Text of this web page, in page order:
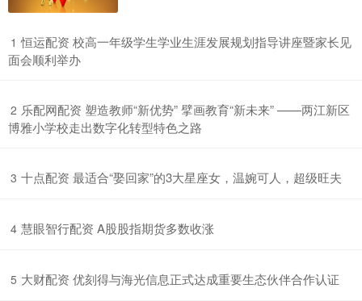
1 ​恒运配资 校高一年级学生学业生涯发展规划指导讲座暨家长见
面会顺利举办
2 ​乐配网配资 塑造教师“新优势” 擘画教育“新未来” ——两江新区
博雅小学校走出数字化转型特色之路
3 ​十点配资 最适合“娶回家”的3大星座女，温婉可人，超级旺夫
4 ​慧眼智行配资 A股股指期货多数收涨
5 ​大财配资 优刻得与海光信息正式达成重要生态伙伴合作认证